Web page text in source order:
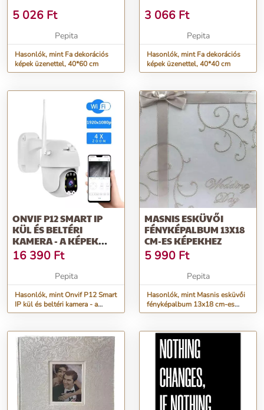
5 026 Ft
Pepita
Hasonlók, mint Fa dekorációs
képek üzenettel, 40*60 cm
3 066 Ft
Pepita
Hasonlók, mint Fa dekorációs
képek üzenettel, 40*40 cm
ONVIF P12 SMART IP
KÜL ÉS BELTÉRI
KAMERA - A KÉPEK
ILLUSZTRÁCIÓK!
16 390 Ft
Pepita
Hasonlók, mint Onvif P12 Smart
IP kül és beltéri kamera - a
képek illusztrációk!
MASNIS ESKÜVŐI
FÉNYKÉPALBUM 13X18
CM-ES KÉPEKHEZ
5 990 Ft
Pepita
Hasonlók, mint Masnis esküvői
fényképalbum 13x18 cm-es
képekhez